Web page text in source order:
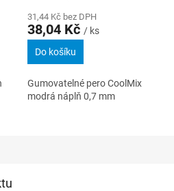
31,44 Kč bez DPH
38,04 Kč / ks
Do košíku
Gumovatelné pero CoolMix
modrá náplň 0,7 mm